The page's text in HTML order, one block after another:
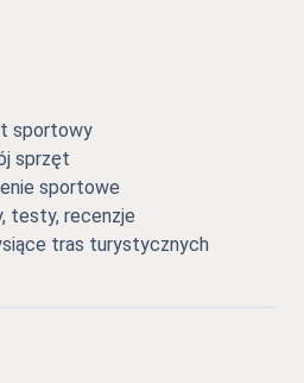
sportowy
sprzęt
sportowe
testy, recenzje
tras turystycznych